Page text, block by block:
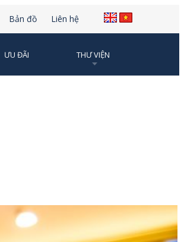
Bản đồ Liên hệ
ƯU ĐÃI THƯ VIỆN